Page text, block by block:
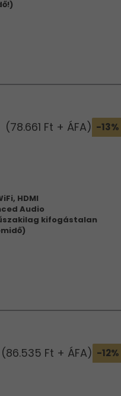
(78.661 Ft + ÁFA) -13%
HDMI
Audio
kifogástalan
(86.535 Ft + ÁFA) -12%